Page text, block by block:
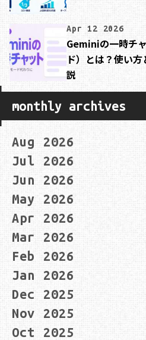
Apr 12 2026
Geminiの一時チ
ド）とは？使い
説
monthly archives
Aug 2026
Jul 2026
Jun 2026
May 2026
Apr 2026
Mar 2026
Feb 2026
Jan 2026
Dec 2025
Nov 2025
Oct 2025